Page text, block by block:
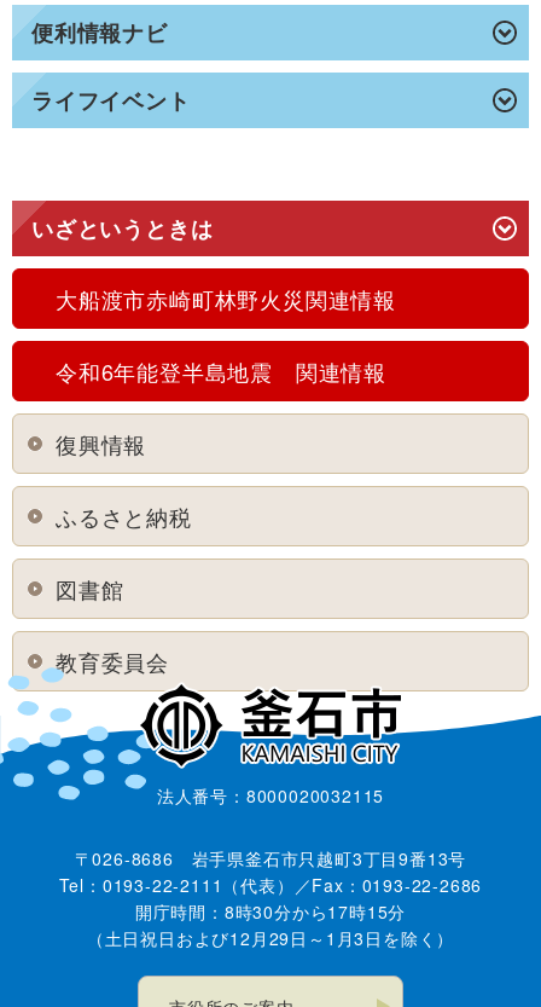
便利情報ナビ
ライフイベント
いざというときは
大船渡市赤崎町林野火災関連情報
令和6年能登半島地震 関連情報
復興情報
ふるさと納税
図書館
教育委員会
法人番号：8000020032115
〒026-8686 岩手県釜石市只越町3丁目9番13号
Tel：0193-22-2111（代表）／Fax：0193-22-2686
開庁時間：8時30分から17時15分
（土日祝日および12月29日～1月3日を除く）